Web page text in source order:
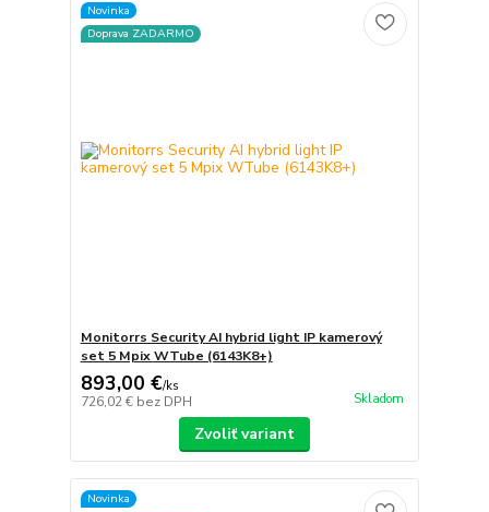
Novinka
Doprava ZADARMO
Monitorrs Security AI hybrid light IP kamerový
set 5 Mpix WTube (6143K8+)
893,00 €/ks
726,02 € bez DPH Skladom
Zvoliť variant
Novinka